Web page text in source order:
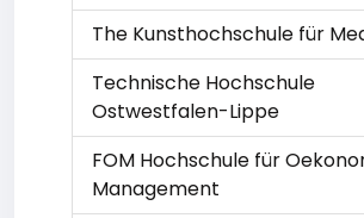
The Kunsthochschule für
Technische Hochschule
Ostwestfalen-Lippe
FOM Hochschule für
Management